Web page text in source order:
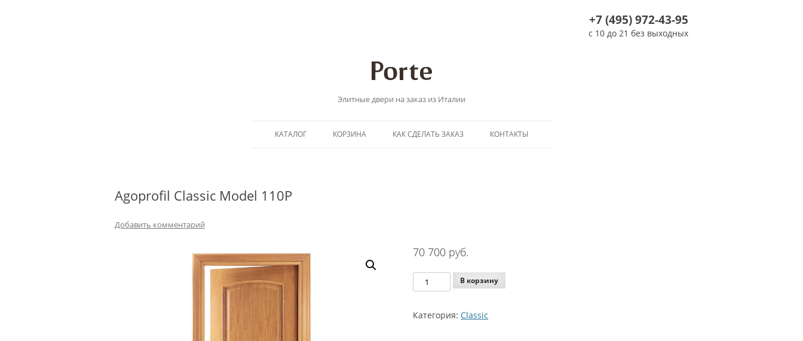
+7 (495) 972-43-95
с 10 до 21 без выходных
Элитные двери на заказ из Италии
к
КАТАЛОГ КОРЗИНА КАК СДЕЛАТЬ ЗАКАЗ КОНТАКТЫ
Agoprofil Classic Model 110P
Добавить комментарий
70 700 руб.
Количество
Agoprofil
Model
В корзину
Категория:Classic